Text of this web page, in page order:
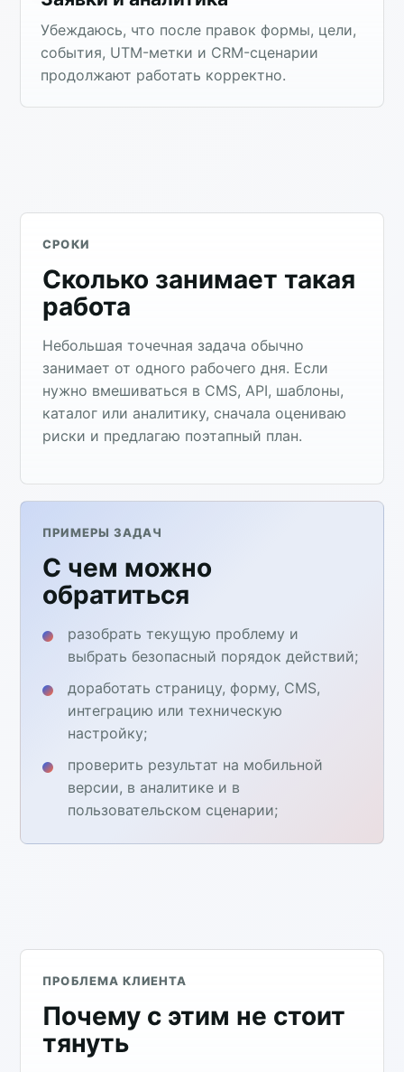
Убеждаюсь, что после правок формы, цели,
события, UTM-метки и CRM-сценарии
продолжают работать корректно.
СРОКИ
Сколько занимает такая
работа
Небольшая точечная задача обычно
занимает от одного рабочего дня. Если
нужно вмешиваться в CMS, API, шаблоны,
каталог или аналитику, сначала оцениваю
риски и предлагаю поэтапный план.
ПРИМЕРЫ ЗАДАЧ
С чем можно
обратиться
разобрать текущую проблему и
выбрать безопасный порядок действий;
доработать страницу, форму, CMS,
интеграцию или техническую
настройку;
проверить результат на мобильной
версии, в аналитике и в
пользовательском сценарии;
ПРОБЛЕМА КЛИЕНТА
Почему с этим не стоит
тянуть